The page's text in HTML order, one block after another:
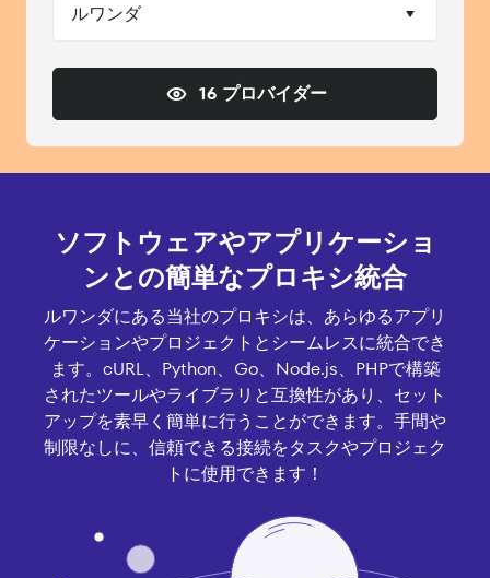
ルワンダ
16 プロバイダー
ソフトウェアやアプリケーショ
ンとの簡単なプロキシ統合
ルワンダにある当社のプロキシは、あらゆるアプリ
ケーションやプロジェクトとシームレスに統合でき
ます。cURL、Python、Go、Node.js、PHPで構築
されたツールやライブラリと互換性があり、セット
アップを素早く簡単に行うことができます。手間や
制限なしに、信頼できる接続をタスクやプロジェク
トに使用できます！